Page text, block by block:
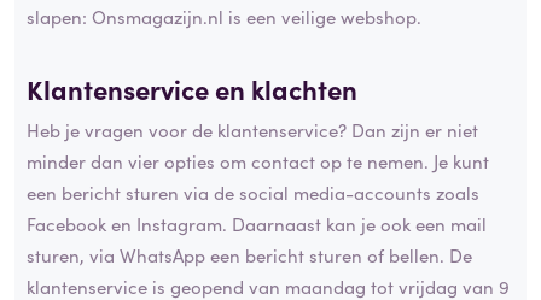
slapen: Onsmagazijn.nl is een veilige webshop.
Klantenservice en klachten
Heb je vragen voor de klantenservice? Dan zijn er niet
minder dan vier opties om contact op te nemen. Je kunt
een bericht sturen via de social media-accounts zoals
Facebook en Instagram. Daarnaast kan je ook een mail
sturen, via WhatsApp een bericht sturen of bellen. De
klantenservice is geopend van maandag tot vrijdag van 9